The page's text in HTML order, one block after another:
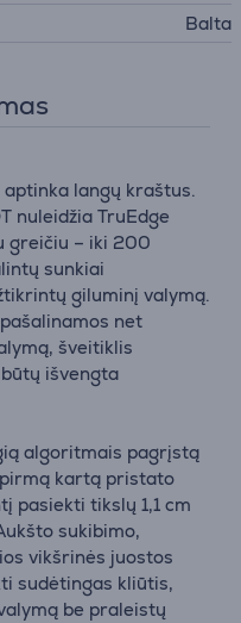
Balta
langų kraštus.
nuleidžia TruEdge
greičiu – iki 200
sunkiai
giluminį valymą.
net
šveitiklis
išvengta
algoritmais pagrįstą
kartą pristato
pasiekti tikslų 1,1 cm
sukibimo,
vikšrinės juostos
sudėtingas kliūtis,
be praleistų